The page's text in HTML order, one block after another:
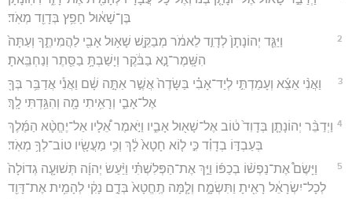
בֶּן־שָׁא֔וּל חָפֵ֥ץ בְּדָוִ֖ד מְאֹֽד׃
2
וַיַּגֵּ֤ד יְהוֹנָתָן֙ לְדָוִ֣ד לֵאמֹ֔ר מְבַקֵּ֛שׁ שָׁא֥וּל אָבִ֖י לַהֲמִיתֶ֑ךָ וְעַתָּה֙
הִשָּֽׁמֶר־נָ֣א בַבֹּ֔קֶר וְיָשַׁבְתָּ֥ בַסֵּ֖תֶר וְנַחְבֵּֽאתָ׃
3
וַאֲנִ֨י אֵצֵ֜א וְעָמַדְתִּ֣י לְיַד־אָבִ֗י בַּשָּׂדֶה֙ אֲשֶׁ֣ר אַתָּ֣ה שָׁ֔ם וַאֲנִ֕י אֲדַבֵּ֥ר בְּךָ֖
אֶל־אָבִ֑י וְרָאִ֥יתִי מָ֖ה וְהִגַּ֥דְתִּי לָֽךְ׃
4 וַיְדַבֵּ֨ר יְהוֹנָתָ֤ן בְּדָוִד֙ ט֔וֹב אֶל־שָׁא֖וּל אָבִ֑יו וַיֹּ֣אמֶר אֵ֠לָיו אַל־יֶחֱטָ֨א הַמֶּ֜לֶךְ
בְּעַבְדּ֣וֹ בְדָוִ֗ד כִּ֣י ל֤וֹא חָטָא֙ לָ֔ךְ וְכִ֥י מַעֲשָׂ֖יו טוֹב־לְךָ֥ מְאֹֽד׃
5
וַיָּשֶׂם֩ אֶת־נַפְשׁ֨וֹ בְכַפּ֜וֹ וַיַּ֣ךְ אֶת־הַפְּלִשְׁתִּ֗י וַיַּ֨עַשׂ יְהוָ֜ה תְּשׁוּעָ֤ה גְדוֹלָה֙
לְכָל־יִשְׂרָאֵ֔ל רָאִ֖יתָ וַתִּשְׂמָ֑ח וְלָ֤מָּה תֶֽחֱטָא֙ בְּדָ֣ם נָקִ֔י לְהָמִ֥ית אֶת־דָּוִ֖ד